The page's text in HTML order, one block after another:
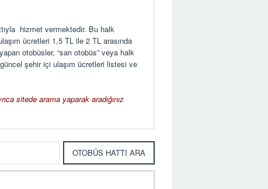
hizmet vermektedir. Bu halk
ücretleri 1,5 TL ile 2 TL arasında
otobüsler, “sarı otobüs” veya halk
şehir içi ulaşım ücretlerilistesi ve
sitede arama yaparak aradığınız